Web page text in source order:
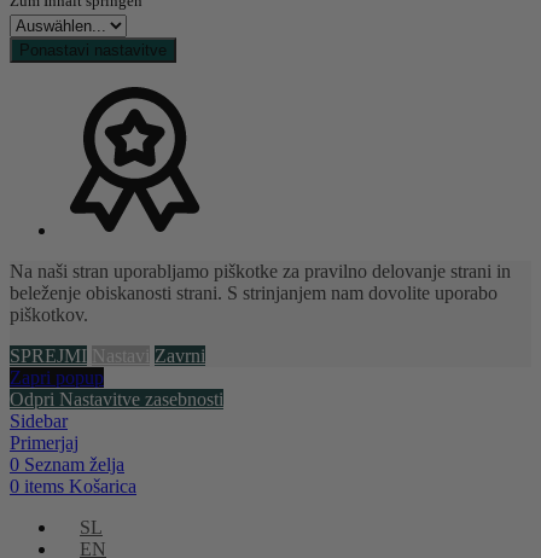
Ponastavi nastavitve
Na naši stran uporabljamo piškotke za pravilno delovanje strani in
beleženje obiskanosti strani. S strinjanjem nam dovolite uporabo
piškotkov.
SPREJMI Nastavi Zavrni
Zapri popup
Odpri Nastavitve zasebnosti
Sidebar
Primerjaj
0 Seznam želja
0 items Košarica
SL
EN